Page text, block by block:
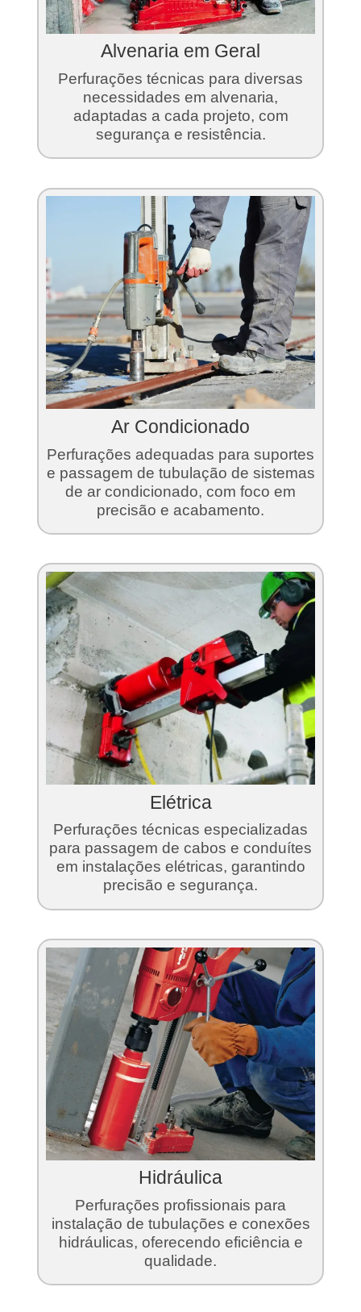
Alvenaria em Geral
Perfurações técnicas para diversas
necessidades em alvenaria,
adaptadas a cada projeto, com
segurança e resistência.
Ar Condicionado
Perfurações adequadas para suportes
e passagem de tubulação de sistemas
de ar condicionado, com foco em
precisão e acabamento.
Elétrica
Perfurações técnicas especializadas
para passagem de cabos e conduítes
em instalações elétricas, garantindo
precisão e segurança.
Hidráulica
Perfurações profissionais para
instalação de tubulações e conexões
hidráulicas, oferecendo eficiência e
qualidade.